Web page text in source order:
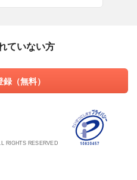
ていない方
（無料）
RIGHTS RESERVED